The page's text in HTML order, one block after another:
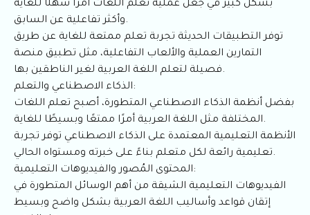
بشكل كبير في جعل عملية تعلم اللغات أمرًا سهلًا للغاية
وأكثر تفاعلية عن السابق.
توفر التطبيقات الحديثة تجربة تعلم ممتعة للغاية عن طريق
التمارين العملية والألعاب التفاعلية، مثل تطبيق منصة
فصيلة لتعلم اللغة العربية لغير الناطقين بها.
الذكاء الاصطناعي والتعلم:
بفضل أنظمة الذكاء الاصطناعي المتطورة، أصبح تعلم اللغات
المختلفة مثل اللغة العربية أمرًا ممتعًا وبسيطًا للغاية.
الأنظمة التعليمية المعتمدة على الذكاء الاصطناعي توفر تجربة
تعليمية رائعة لكل متعلم بناءً على خبرته ومستواه الحالي.
المحتوى المُصور والفيديوهات التعليمية:
الفيديوهات التعليمية الشيقة من أهم الوسائل المتطورة في
إتقان قواعد وأساليب اللغة العربية بشكل واضح وبسيط